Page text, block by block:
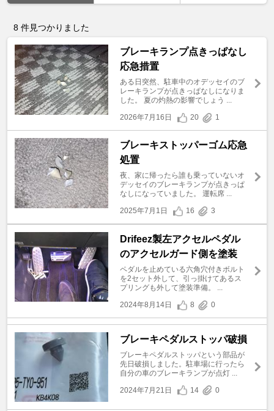
8 件見つかりました
ブレーキランプ点きっぱなし
応急措置
ある日突然、駐車中のオデッセイのブ
レーキランプが点きっぱなしになりま
した。 夏の灼熱の影響でしょう ...
2026年7月16日
20 1
ブレーキストッパーゴム応急
処置
夜、家に帰ったら誰も乗っていないオ
デッセイのブレーキランプが点きっぱ
なしになっていました。 運転席 ...
2025年7月1日
16 3
Drifeez製左アクセルペダル
のアクセルガード側を塗装
ペダルを止めている六角穴付きボルト
を2セット外して、引っ掛けてあるス
プリングも外して塗装準備。 ...
2024年8月14日
8 0
ブレーキペダルストッパ破損
ブレーキペダルストッパという部品が
先日破損しました。駐車場に行ったら
自分の車のブレーキランプが点灯 ...
2024年7月21日
14 0